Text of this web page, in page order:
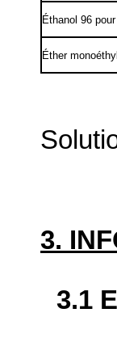
Éthanol 96
Éther
3.
3.1